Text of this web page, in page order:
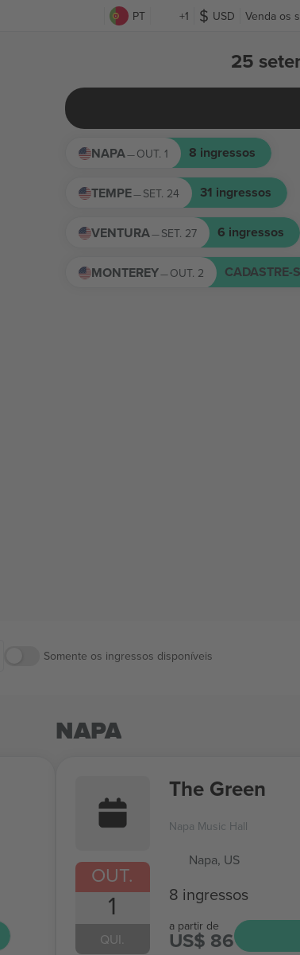
PT +1 USD Venda os
25
NAPA—OUT. 1 8 ingressos
TEMPE—SET. 24 31 ingressos
VENTURA—SET. 27 6 ingressos
MONTEREY—OUT. 2 CADASTRE-
Somente os ingressos disponíveis
NAPA
OUT.
1
QUI.
The Green
Napa Music Hall
Napa, US
8 ingressos
a partir de
US$ 86